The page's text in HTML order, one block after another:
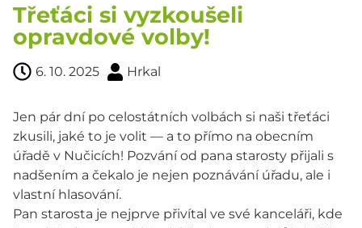
Třeťáci si vyzkoušeli
opravdové volby!
6. 10. 2025 Hrkal
Jen pár dní po celostátních volbách si naši třeťáci
zkusili, jaké to je volit — a to přímo na obecním
úřadě v Nučicích! Pozvání od pana starosty přijali s
nadšením a čekalo je nejen poznávání úřadu, ale i
vlastní hlasování.
Pan starosta je nejprve přivítal ve své kanceláři, kde